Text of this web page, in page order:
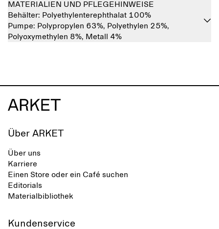
MATERIALIEN UND PFLEGEHINWEISE
Behälter: Polyethylenterephthalat 100%
Pumpe: Polypropylen 63%, Polyethylen 25%,
Polyoxymethylen 8%, Metall 4%
Über ARKET
Über uns
Karriere
Einen Store oder ein Café suchen
Editorials
Materialbibliothek
Kundenservice